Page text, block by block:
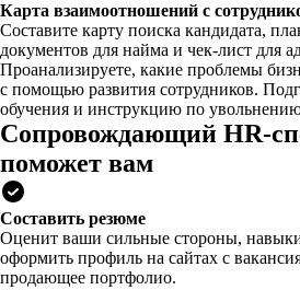
Карта взаимоотношений с
Составите карту поиска кандидата,
документов для найма и чек-лист для
Проанализируете, какие проблемы
с помощью развития сотрудников.
обучения и инструкцию по
Сопровождающий HR-
поможет вам
Составить резюме
Оценит ваши сильные стороны,
оформить профиль на сайтах с
продающее портфолио.